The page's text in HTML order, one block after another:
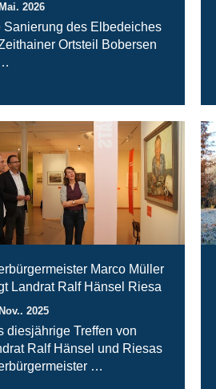
2026
Sanierung des Elbedeiches
Ortsteil Bobersen
Marco Müller
Landrat Ralf Hänsel Riesa
2025
diesjährige Treffen von
Ralf Hänsel und Riesas
…